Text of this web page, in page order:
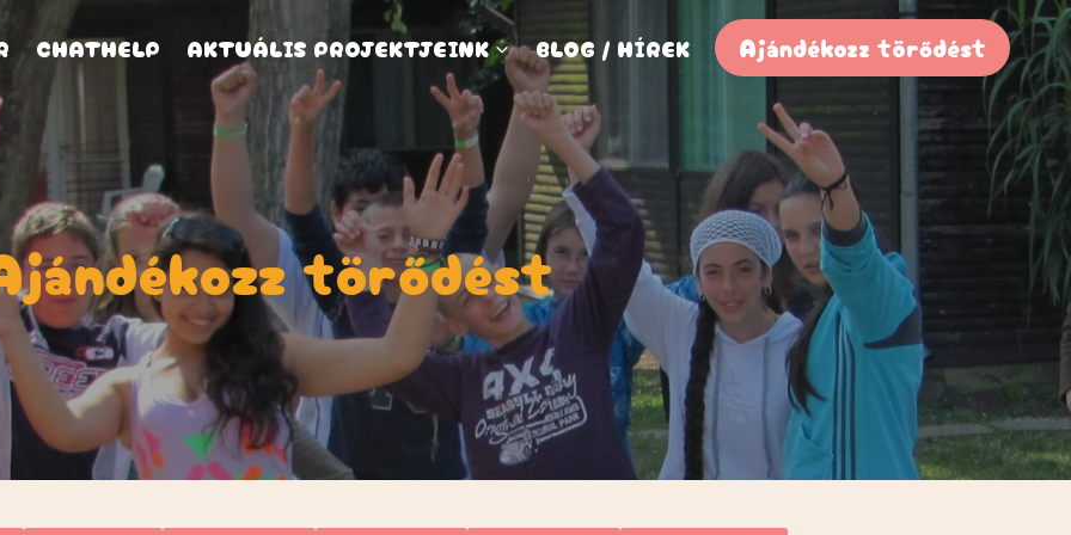
CHATHELP AKTUÁLIS PROJEKTJEINK BLOG / HÍREK Ajándékozz törődést
törődést